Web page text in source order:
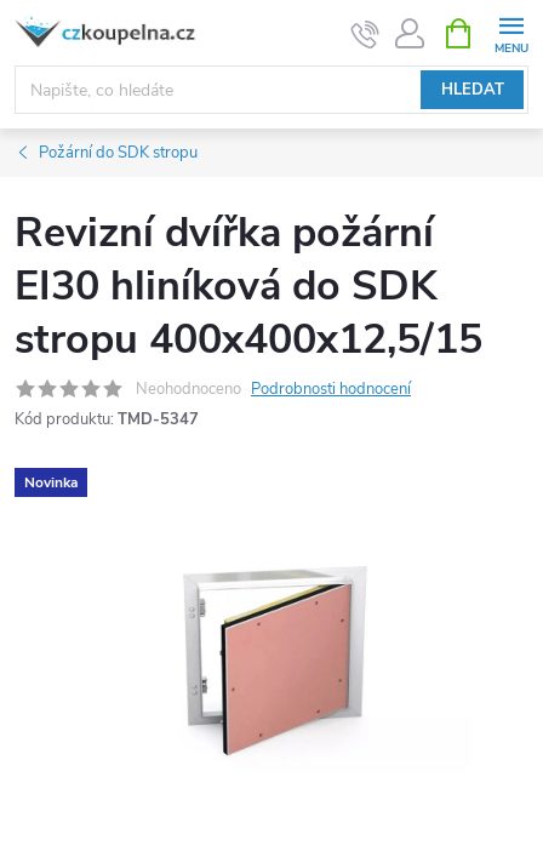
Přejít
obsah
HLEDAT
NÁKUPNÍ
KOŠÍK
Požární do SDK stropu
Revizní dvířka požární
EI30 hliníková do SDK
stropu 400x400x12,5/15
Neohodnoceno Podrobnosti hodnocení
Kód produktu: TMD-5347
Novinka